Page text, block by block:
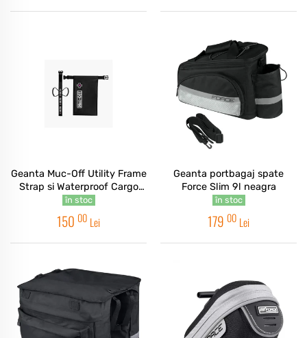
Geanta Muc-Off Utility Frame
Strap si Waterproof Cargo
Bag Bundle
în stoc
150 00 Lei
Geanta portbagaj spate
Force Slim 9l neagra
în stoc
179 00 Lei